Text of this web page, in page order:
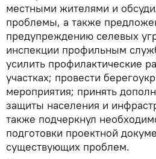
местными жителями и
проблемы, а также
предупреждению селевых
инспекции профильным
усилить профилактические
участках; провести
мероприятия; принять
защиты населения и
также подчеркнул
подготовки проектной
существующих проблем.